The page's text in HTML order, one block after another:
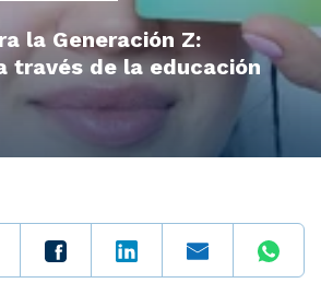
la Generación Z:
través de la educación